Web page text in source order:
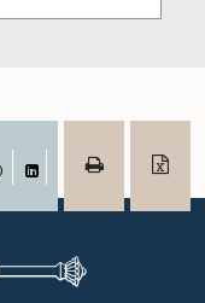
WhatsAppLinkedIn